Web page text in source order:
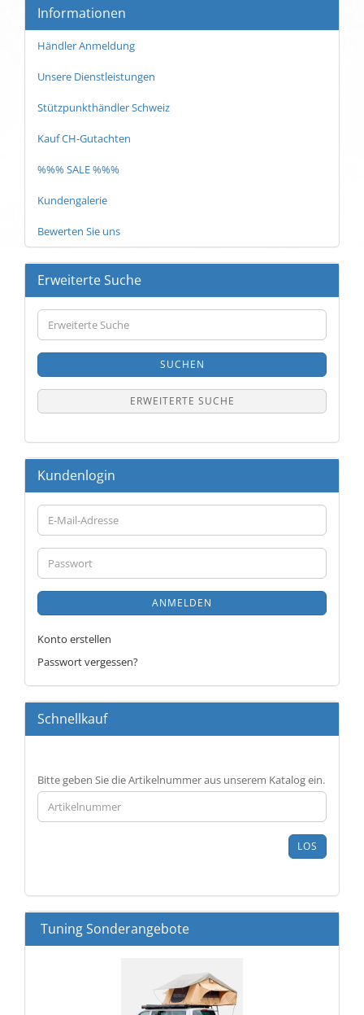
Informationen
Händler Anmeldung
Unsere Dienstleistungen
Stützpunkthändler Schweiz
Kauf CH-Gutachten
%%% SALE %%%
Kundengalerie
Bewerten Sie uns
Erweiterte Suche
Erweiterte
Suche
SUCHEN
ERWEITERTE SUCHE
Kundenlogin
E-
Mail-
Adresse
Passwort
ANMELDEN
Konto erstellen
Passwort vergessen?
Schnellkauf
BITTE
GEBEN
SIE
DIE
EIN.
Bitte geben Sie die Artikelnummer aus unserem Katalog ein.
LOS
Tuning Sonderangebote